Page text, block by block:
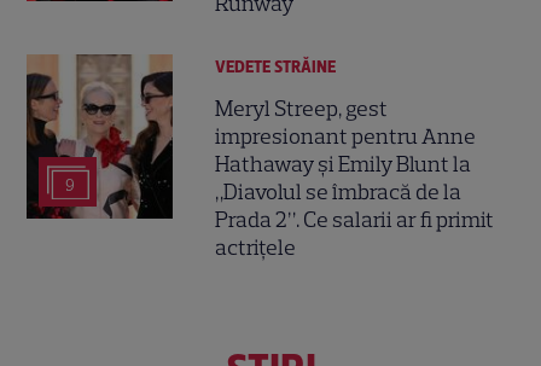
9
VEDETE STRĂINE
Meryl Streep, gest
impresionant pentru Anne
Hathaway și Emily Blunt la
„Diavolul se îmbracă de la
Prada 2”. Ce salarii ar fi primit
actrițele